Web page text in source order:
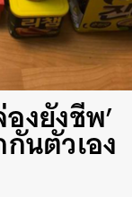
งยังชีพ’
นตัวเอง